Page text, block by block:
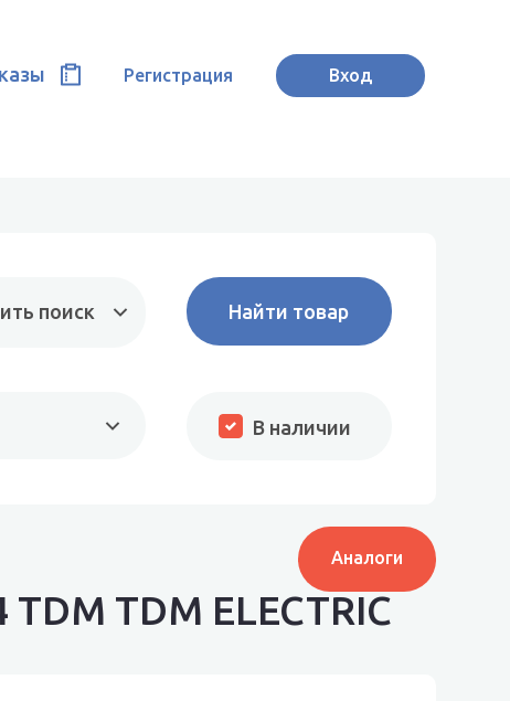
Регистрация Вход
поиск
В наличии
Аналоги
TDM ELECTRIC